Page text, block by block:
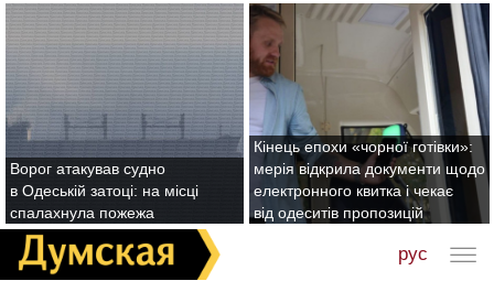
Ворог атакував судно
в Одеській затоці: на місці
спалахнула пожежа
Кінець епохи «чорної готівки»:
мерія відкрила документи щодо
електронного квитка і чекає
від одеситів пропозицій
рус